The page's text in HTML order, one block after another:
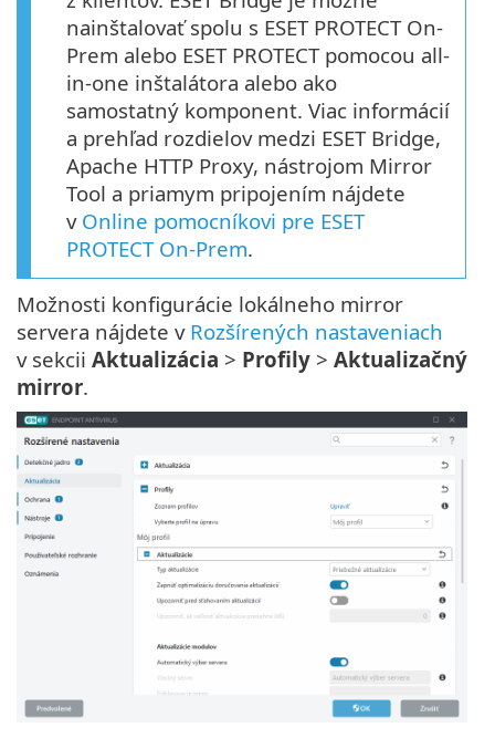
nainštalovať spolu s ESET PROTECT On-
Prem alebo ESET PROTECT pomocou all-
in-one inštalátora alebo ako
samostatný komponent. Viac informácií
a prehľad rozdielov medzi ESET Bridge,
Apache HTTP Proxy, nástrojom Mirror
Tool a priamym pripojením nájdete
v Online pomocníkovi pre ESET
PROTECT On-Prem.
Možnosti konfigurácie lokálneho mirror
servera nájdete v Rozšírených nastaveniach
v sekcii Aktualizácia > Profily > Aktualizačný
mirror.